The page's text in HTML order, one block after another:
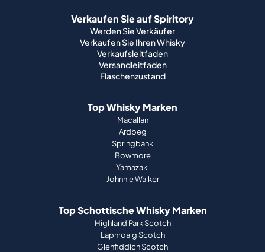
Verkaufen Sie auf Spiritory
Werden Sie Verkäufer
Verkaufen Sie Ihren Whisky
Verkaufsleitfaden
Versandleitfaden
Flaschenzustand
Top Whisky Marken
Macallan
Ardbeg
Springbank
Bowmore
Yamazaki
Johnnie Walker
Top Schottische Whisky Marken
Highland Park Scotch
Laphroaig Scotch
Glenfiddich Scotch